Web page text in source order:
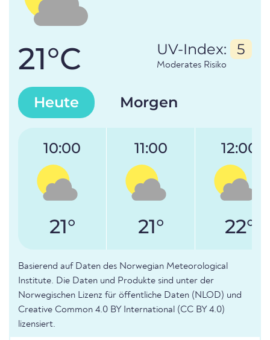
21°C UV-Index: 5
Moderates Risiko
Heute Morgen
10:00
21°
11:00
21°
12:00
22°
Basierend auf Daten des Norwegian Meteorological
Institute. Die Daten und Produkte sind unter der
Norwegischen Lizenz für öffentliche Daten (NLOD) und
Creative Common 4.0 BY International (CC BY 4.0)
lizensiert.